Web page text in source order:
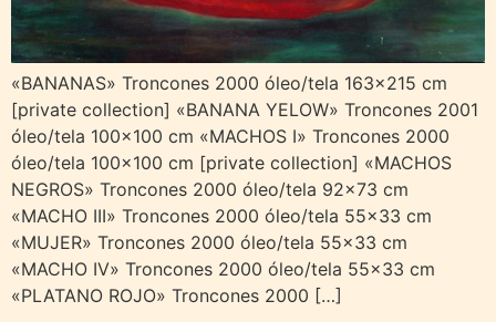
«BANANAS» Troncones 2000 óleo/tela 163×215 cm
[private collection] «BANANA YELOW» Troncones 2001
óleo/tela 100×100 cm «MACHOS I» Troncones 2000
óleo/tela 100×100 cm [private collection] «MACHOS
NEGROS» Troncones 2000 óleo/tela 92×73 cm
«MACHO III» Troncones 2000 óleo/tela 55×33 cm
«MUJER» Troncones 2000 óleo/tela 55×33 cm
«MACHO IV» Troncones 2000 óleo/tela 55×33 cm
«PLATANO ROJO» Troncones 2000 […]